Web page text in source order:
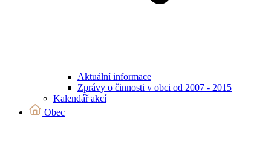
Aktuální informace
Zprávy o činnosti v obci od 2007 - 2015
Kalendář akcí
Obec